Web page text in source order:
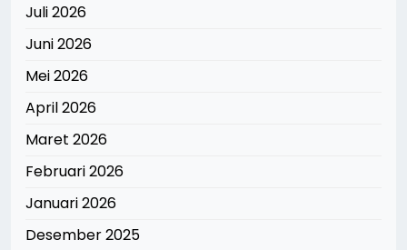
Juli 2026
Juni 2026
Mei 2026
April 2026
Maret 2026
Februari 2026
Januari 2026
Desember 2025